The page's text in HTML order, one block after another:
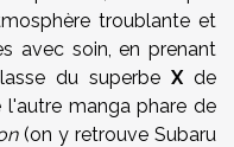
troublante et
avec soin, en prenant
du superbe Xde
manga phare de
(on y retrouve Subaru